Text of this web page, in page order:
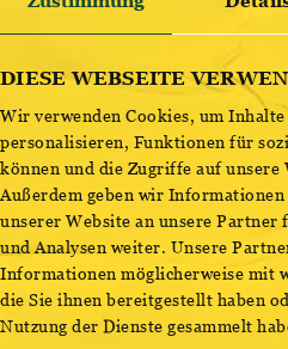
SPENDE
GOLD FASSL MAGAZIN (EINGANG
12:00-15:00 & 16:00-19:00
Spende Blut.
www.gibdeinbestes.at
Kommen Sie bitte spätestens
Blutspendeaktion.
DIESE WEBSEITE
Wir verwenden Cookies, um Inhalte
personalisieren, Funktionen für
können und die Zugriffe auf unsere
Außerdem geben wir
unserer Website an unsere Partner
und Analysen weiter. Unsere
Informationen möglicherweise mit
die Sie ihnen bereitgestellt haben
Nutzung der Dienste gesammelt